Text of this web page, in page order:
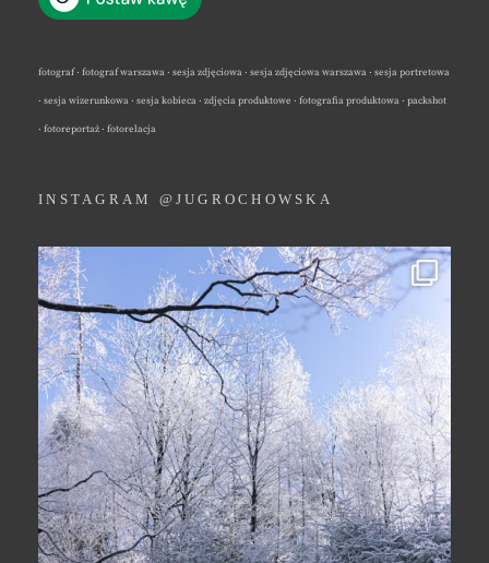
fotograf · fotograf warszawa · sesja zdjęciowa · sesja zdjęciowa warszawa · sesja portretowa
· sesja wizerunkowa · sesja kobieca · zdjęcia produktowe · fotografia produktowa · packshot
· fotoreportaż · fotorelacja
INSTAGRAM @JUGROCHOWSKA